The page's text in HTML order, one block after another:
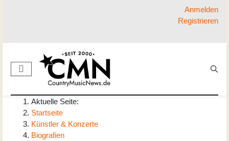
Anmelden
Registrieren
Aktuelle Seite:
Startseite
Künstler & Konzerte
Biografien